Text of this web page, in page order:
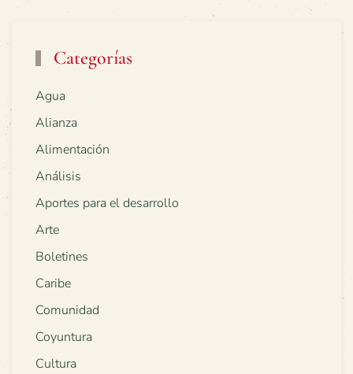
Categorías
Agua
Alianza
Alimentación
Análisis
Aportes para el desarrollo
Arte
Boletines
Caribe
Comunidad
Coyuntura
Cultura